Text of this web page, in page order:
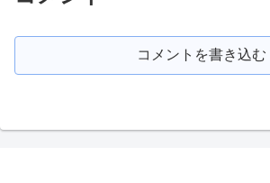
コメントを書き込む